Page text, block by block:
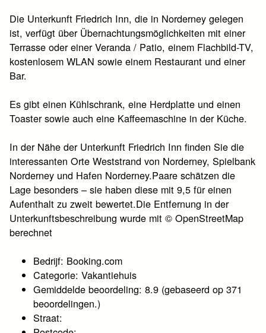
Die Unterkunft Friedrich Inn, die in Norderney gelegen
ist, verfügt über Übernachtungsmöglichkeiten mit einer
Terrasse oder einer Veranda / Patio, einem Flachbild-TV,
kostenlosem WLAN sowie einem Restaurant und einer
Bar.
Es gibt einen Kühlschrank, eine Herdplatte und einen
Toaster sowie auch eine Kaffeemaschine in der Küche.
In der Nähe der Unterkunft Friedrich Inn finden Sie die
interessanten Orte Weststrand von Norderney, Spielbank
Norderney und Hafen Norderney.Paare schätzen die
Lage besonders – sie haben diese mit 9,5 für einen
Aufenthalt zu zweit bewertet.Die Entfernung in der
Unterkunftsbeschreibung wurde mit © OpenStreetMap
berechnet
Bedrijf: Booking.com
Categorie: Vakantiehuis
Gemiddelde beoordeling: 8.9 (gebaseerd op 371
beoordelingen.)
Straat: